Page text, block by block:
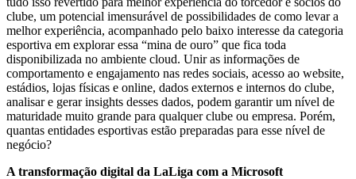
clube, um potencial imensurável de possibilidades de como levar a
melhor experiência, acompanhado pelo baixo interesse da categoria
esportiva em explorar essa “mina de ouro” que fica toda
disponibilizada no ambiente cloud. Unir as informações de
comportamento e engajamento nas redes sociais, acesso ao website,
estádios, lojas físicas e online, dados externos e internos do clube,
analisar e gerar insights desses dados, podem garantir um nível de
maturidade muito grande para qualquer clube ou empresa. Porém,
quantas entidades esportivas estão preparadas para esse nível de
negócio?
A transformação digital da LaLiga com a Microsoft